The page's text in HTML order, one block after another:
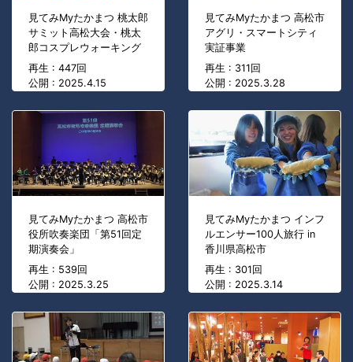
見てみMyたかまつ 桃太郎
サミット高松大会・桃太
郎コスプレウォーキング
再生 : 447回
公開 : 2025.4.15
見てみMyたかまつ 高松市
アグリ・スマートシティ
実証事業
再生 : 311回
公開 : 2025.3.28
見てみMyたかまつ 高松市
役所吹奏楽団「第51回定
期演奏会」
再生 : 539回
公開 : 2025.3.25
見てみMyたかまつ インフ
ルエンサー100人旅行 in
香川県高松市
再生 : 301回
公開 : 2025.3.14